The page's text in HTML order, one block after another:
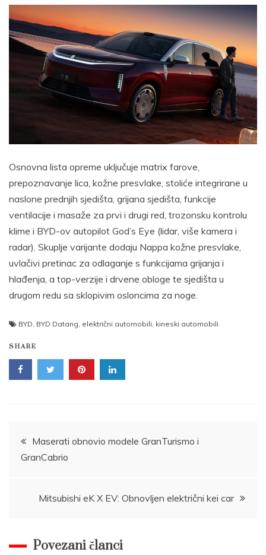
Osnovna lista opreme uključuje matrix farove,
prepoznavanje lica, kožne presvlake, stoliće integrirane u
naslone prednjih sjedišta, grijana sjedišta, funkcije
ventilacije i masaže za prvi i drugi red, trozonsku kontrolu
klime i BYD-ov autopilot God’s Eye (lidar, više kamera i
radar). Skuplje varijante dodaju Nappa kožne presvlake,
uvlačivi pretinac za odlaganje s funkcijama grijanja i
hlađenja, a top-verzije i drvene obloge te sjedišta u
drugom redu sa sklopivim osloncima za noge.
BYD, BYD Datang, električni automobili, kineski automobili
SHARE
Post
navigation
Maserati obnovio modele GranTurismo i
GranCabrio
Mitsubishi eK X EV: Obnovljen električni kei car
Povezani članci